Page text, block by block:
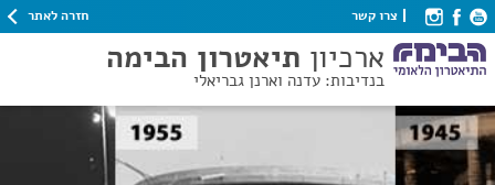
צרו קשר חזרה לאתר
ארכיון תיאטרון הבימה
בנדיבות: עדנה וארנן גבריאלי